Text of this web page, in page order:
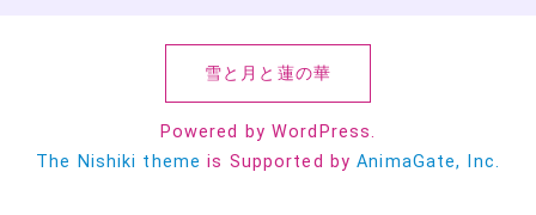
雪と月と蓮の華
Powered by WordPress.
The Nishiki theme is Supported byAnimaGate, Inc.